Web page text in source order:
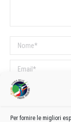
Per fornire le migliori
Nome *
Email *
Sito web